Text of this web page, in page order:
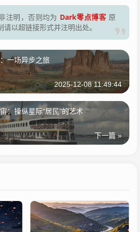
注明，否则均为 Dark零点博客 原
以超链接形式并注明出处。
一场异步之旅
2025-12-08 11:49:44
：操纵星际“居民”的艺术
下一篇 »